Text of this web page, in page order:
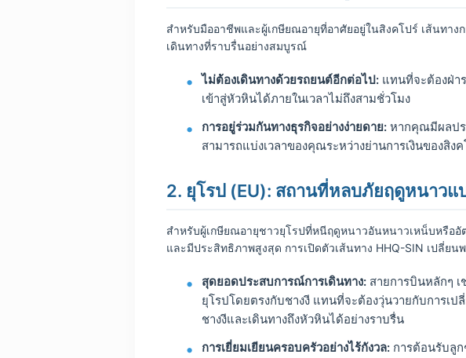
สำหรับมืออาชีพและผู้เกษียณอายุที่อาศัยอยู่ในสิงคโปร์ เส้นทา
เดินทางที่ราบรื่นอย่างสมบูรณ์
ไม่ต้องเดินทางด้วยรถยนต์อีกต่อไป: แทนที่จะต้องฝ่า
เข้าสู่หัวหินได้ภายในเวลาไม่ถึงสามชั่วโมง
การอยู่ร่วมกันทางธุรกิจอย่างง่ายดาย: หากคุณมีผลปร
สามารถแบ่งเวลาของคุณระหว่างย่านการเงินของสิ
2. ยุโรป (EU): สถานที่หลบภัยฤดูหนาวแ
สำหรับผู้เกษียณอายุชาวยุโรปที่หนีฤดูหนาวอันหนาวเหน็บหรือ
และมีประสิทธิภาพสูงสุด การเปิดตัวเส้นทาง HHQ-SIN เปลี่ยน
สุดยอดประสบการณ์การเดินทาง: สายการบินหลักๆ
ยุโรปโดยตรงกับชางงี แทนที่จะต้องวุ่นวายกับการเ
ชางงีและเดินทางถึงหัวหินได้อย่างราบรื่น
การเยี่ยมเยียนครอบครัวอย่างไร้กังวล: การต้อนรับลู